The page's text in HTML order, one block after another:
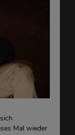
Mal wieder